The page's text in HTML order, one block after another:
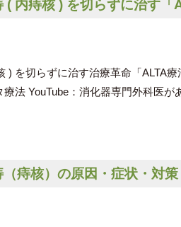
内痔核 ) を切らずに治す「
) を切らずに治す治療革命「ALTA
療法 YouTube：消化器専門外科医
痔核）の原因・症状・対